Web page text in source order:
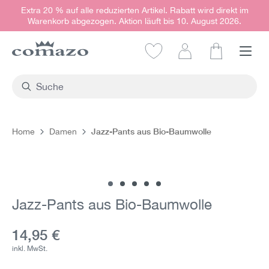
springen
Extra 20 % auf alle reduzierten Artikel. Rabatt wird direkt im
Warenkorb abgezogen. Aktion läuft bis 10. August 2026.
Home Damen Jazz-Pants aus Bio-Baumwolle
Jazz-Pants aus Bio-Baumwolle
Aktueller Preis:
14,95 €
inkl. MwSt.